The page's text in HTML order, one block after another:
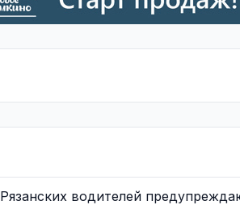
Рязанских водителей